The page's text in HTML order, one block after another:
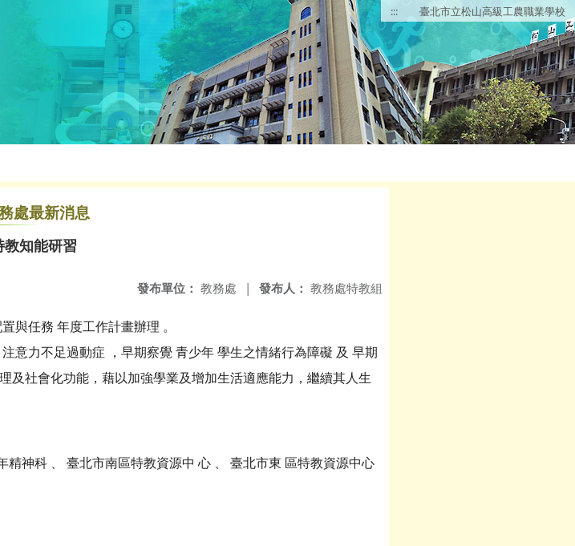
::: 臺北市立松山高級工農職業學校
處最新消息
教知能研習
發布人： 教務處特教組
發布單位： 教務處 |
與任務 年度工作計畫辦理 。
意力不足過動症 ，早期察覺 青少年 學生之情緒行為障礙 及 早期
及社會化功能，藉以加強學業及增加生活適應能力，繼續其人生
神科 、 臺北市南區特教資源中 心 、 臺北市東 區特教資源中心